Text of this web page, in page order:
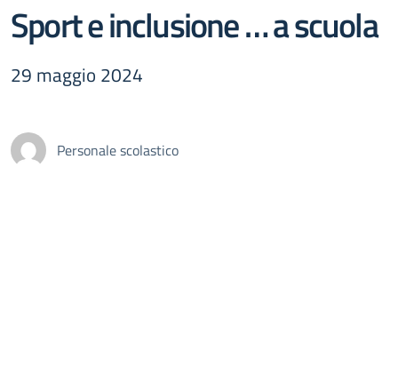
Sport e inclusione … a scuola
29 maggio 2024
Personale scolastico